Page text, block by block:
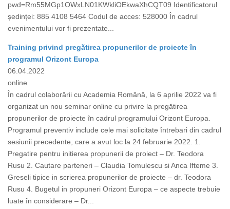
pwd=Rm55MGp1OWxLN01KWkliOEkwaXhCQT09 Identificatorul
ședinței: 885 4108 5464 Codul de acces: 528000 În cadrul
evenimentului vor fi prezentate...
Training privind pregătirea propunerilor de proiecte în
programul Orizont Europa
06.04.2022
online
În cadrul colaborării cu Academia Română, la 6 aprilie 2022 va fi
organizat un nou seminar online cu privire la pregătirea
propunerilor de proiecte în cadrul programului Orizont Europa.
Programul preventiv include cele mai solicitate întrebari din cadrul
sesiunii precedente, care a avut loc la 24 februarie 2022. 1.
Pregatire pentru initierea propunerii de proiect – Dr. Teodora
Rusu 2. Cautare parteneri – Claudia Tomulescu si Anca Ifteme 3.
Greseli tipice in scrierea propunerilor de proiecte – dr. Teodora
Rusu 4. Bugetul in propuneri Orizont Europa – ce aspecte trebuie
luate în considerare – Dr...